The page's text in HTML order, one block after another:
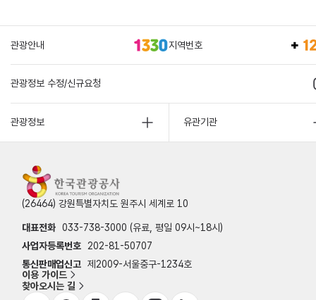
관광안내 지역번호
관광정보 수정/신규요청
관광정보 유관기관
(26464) 강원특별자치도 원주시 세계로 10
대표전화 033-738-3000 (유료, 평일 09시~18시)
사업자등록번호
202-81-50707
통신판매업신고 제2009-서울중구-1234호
이용 가이드
찾아오시는 길